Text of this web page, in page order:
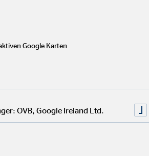
Chancen, sich
Berater einen qualifizierten und
der einen kontinuierlichen Aufstieg
der jeweils nächsten Karrierestufe ist
und Weiterbildungen sowie
gebunden. Im Arbeitsalltag bekommt
von seinem Team und seiner
Google Karten
OVB, Google Ireland Ltd.